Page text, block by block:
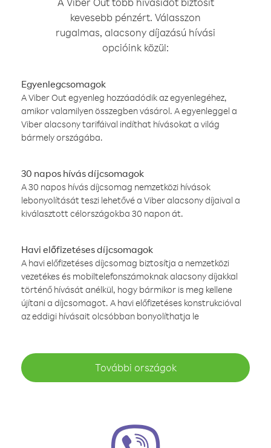
kevesebb pénzért. Válasszon
rugalmas, alacsony díjazású hívási
opcióink közül:
Egyenlegcsomagok
A Viber Out egyenleg hozzáadódik az egyenlegéhez,
amikor valamilyen összegben vásárol. A egyenleggel a
Viber alacsony tarifáival indíthat hívásokat a világ
bármely országába.
30 napos hívás díjcsomagok
A 30 napos hívás díjcsomag nemzetközi hívások
lebonyolítását teszi lehetővé a Viber alacsony díjaival a
kiválasztott célországokba 30 napon át.
Havi előfizetéses díjcsomagok
A havi előfizetéses díjcsomag biztosítja a nemzetközi
vezetékes és mobiltelefonszámoknak alacsony díjakkal
történő hívását anélkül, hogy bármikor is meg kellene
újítani a díjcsomagot. A havi előfizetéses konstrukcióval
az eddigi hívásait olcsóbban bonyolíthatja le
További országok